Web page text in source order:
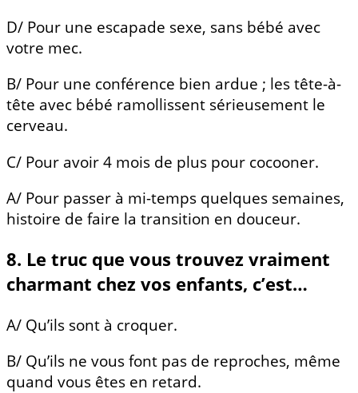
D/ Pour une escapade sexe, sans bébé avec
votre mec.
B/ Pour une conférence bien ardue ; les tête-à-
tête avec bébé ramollissent sérieusement le
cerveau.
C/ Pour avoir 4 mois de plus pour cocooner.
A/ Pour passer à mi-temps quelques semaines,
histoire de faire la transition en douceur.
8. Le truc que vous trouvez vraiment
charmant chez vos enfants, c’est…
A/ Qu’ils sont à croquer.
B/ Qu’ils ne vous font pas de reproches, même
quand vous êtes en retard.